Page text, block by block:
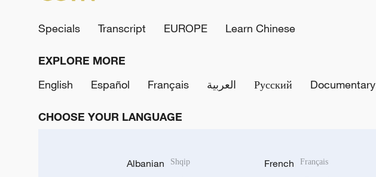
Specials Transcript EUROPE Learn Chinese
EXPLORE MORE
English
Español Français العربية Русский Documentary
CHOOSE YOUR LANGUAGE
Albanian Shqip French Français